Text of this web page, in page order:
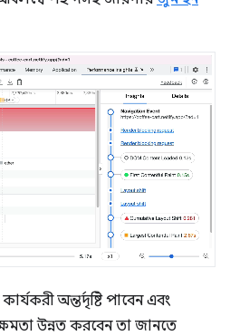
অন্তর্দৃষ্টি পাবেন এবং
উন্নত করবেন তা জানতে